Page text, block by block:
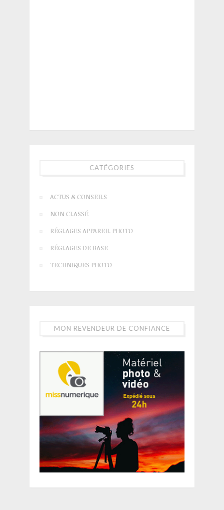
CATÉGORIES
ACTUS & CONSEILS
NON CLASSÉ
RÉGLAGES APPAREIL PHOTO
RÉGLAGES DE BASE
TECHNIQUES PHOTO
MON REVENDEUR DE CONFIANCE